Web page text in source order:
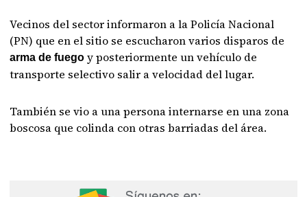
Vecinos del sector informaron a la Policía Nacional
(PN) que en el sitio se escucharon varios disparos de
arma de fuego y posteriormente un vehículo de
transporte selectivo salir a velocidad del lugar.
También se vio a una persona internarse en una zona
boscosa que colinda con otras barriadas del área.